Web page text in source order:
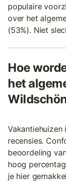
populaire
over het
(53%). Niet
Hoe
het
recensies.
beoordeling
hoog
je hier